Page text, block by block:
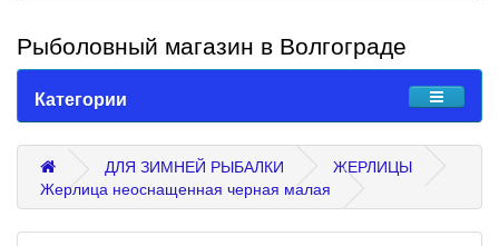
Рыболовный магазин в Волгограде
Категории
ДЛЯ ЗИМНЕЙ РЫБАЛКИ
ЖЕРЛИЦЫ
Жерлица неоснащенная черная малая